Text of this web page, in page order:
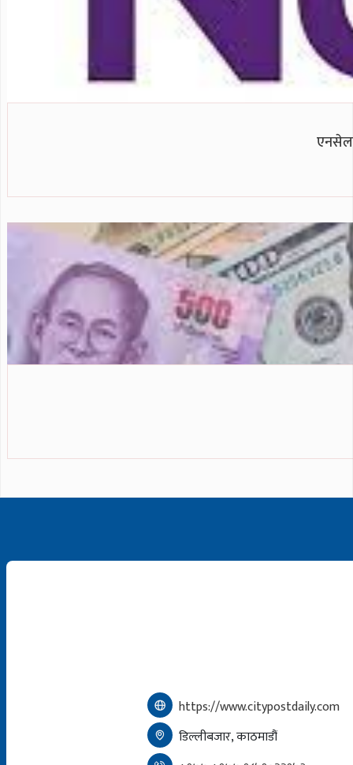
एनसेल
https://www.citypostdaily.com
डिल्लीबजार, काठमाडौं